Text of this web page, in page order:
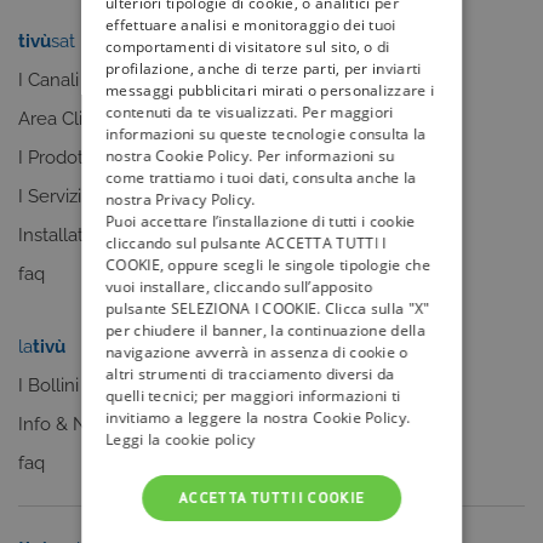
tivùsat
I Canali
Area Clienti
I Prodotti
I Servizi
Installatori
faq
tivù la guida
I programmi
I canali
La Guida +
lativù
I Bollini
Info & News
faq
mytivù
effettuare analisi e monitoraggio dei tuoi
comportamenti di visitatore sul sito, o di
profilazione, anche di terze parti, per inviarti
messaggi pubblicitari mirati o personalizzare i
contenuti da te visualizzati. Per maggiori
informazioni su queste tecnologie consulta la
nostra Cookie Policy. Per informazioni su
come trattiamo i tuoi dati, consulta anche la
nostra Privacy Policy.
Puoi accettare l’installazione di tutti i cookie
cliccando sul pulsante ACCETTA TUTTI I
COOKIE, oppure scegli le singole tipologie che
vuoi installare, cliccando sull’apposito
pulsante SELEZIONA I COOKIE. Clicca sulla "X"
per chiudere il banner, la continuazione della
navigazione avverrà in assenza di cookie o
altri strumenti di tracciamento diversi da
quelli tecnici; per maggiori informazioni ti
invitiamo a leggere la nostra Cookie Policy.
Leggi la cookie policy
ACCETTA TUTTI I COOKIE